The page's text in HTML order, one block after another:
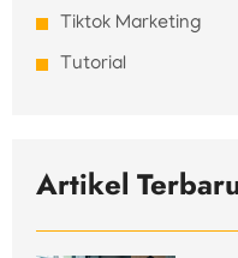
Tiktok Marketing
Tutorial
Artikel